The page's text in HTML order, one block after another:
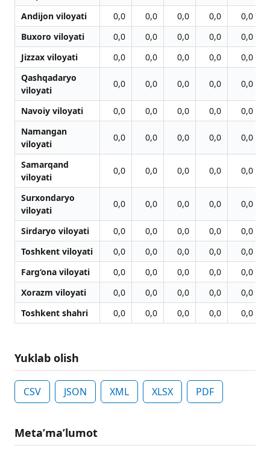
Andijon viloyati 0,0 0,0 0,0 0,0
0,0
Buxoro viloyati
0,0 0,0 0,0 0,0
0,0
Jizzax viloyati
0,0 0,0 0,0 0,0
0,0
Qashqadaryo
viloyati
0,0 0,0 0,0 0,0 0,0
Navoiy viloyati 0,0 0,0 0,0 0,0
0,0
Namangan
viloyati
0,0 0,0 0,0 0,0 0,0
Samarqand
viloyati
0,0 0,0 0,0 0,0 0,0
Surxondaryo
viloyati
0,0 0,0 0,0 0,0 0,0
Sirdaryo viloyati 0,0 0,0 0,0 0,0
0,0
Toshkent viloyati
0,0 0,0 0,0 0,0
0,0
Farg‘ona viloyati
0,0 0,0 0,0 0,0
0,0
Xorazm viloyati
0,0 0,0 0,0 0,0
0,0
Toshkent shahri
0,0 0,0 0,0 0,0 0,0
Yuklab olish
CSV JSON XML XLSX PDF
Metaʼmaʼlumot